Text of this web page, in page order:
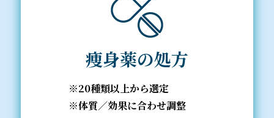
痩身薬の処方
20種類以上から選定
体質／効果に合わせ調整